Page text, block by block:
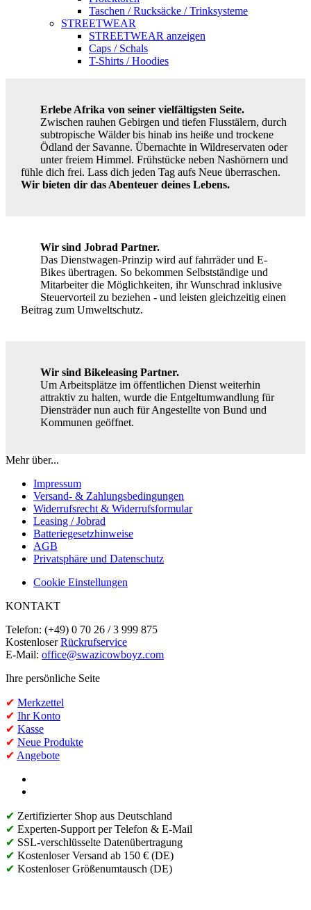
Taschen / Rucksäcke / Trinksysteme
STREETWEAR
STREETWEAR anzeigen
Caps / Schals
T-Shirts / Hoodies
Erlebe Afrika von seiner vielfältigsten Seite.
Zwischen rauhen Gebirgen und tiefen Flusstälern, durch
subtropische Wälder bis hinab ins heiße und trockene
Ödland der Savanne. Übernachte in Wildreservaten oder
unter freiem Himmel. Frühstücke neben Nashörnern und
fühle dich frei. Lass dich jeden Tag aufs Neue überraschen.
Wir bieten dir das Abenteuer deines Lebens.
Wir sind Jobrad Partner.
Das Dienstwagen-Prinzip wird auf fahrräder und E-
Bikes übertragen. So bekommen Selbstständige und
Mitarbeiter die Möglichkeiten, ihr Wunschrad inklusive
Steuervorteil zu beziehen - und leisten gleichzeitig einen
Beitrag zum Umweltschutz.
Wir sind Bikeleasing Partner.
Um Arbeitsplätze im öffentlichen Dienst weiterhin
attraktiv zu halten, wurde die Entgeltumwandlung für
Diensträder nun auch für Angestellte von Bund und
Kommunen geöffnet.
Mehr über...
Impressum
Versand- & Zahlungsbedingungen
Widerrufsrecht & Widerrufsformular
Leasing / Jobrad
Batteriegesetzhinweise
AGB
Privatsphäre und Datenschutz
Cookie Einstellungen
KONTAKT
Telefon: (+49) 0 70 26 / 3 999 875
KostenloserRückrufservice
E-Mail: office@swazicowboyz.com
Ihre persönliche Seite
✔ Merkzettel
✔ Ihr Konto
✔ Kasse
✔ Neue Produkte
✔ Angebote
✔ Zertifizierter Shop aus Deutschland
✔ Experten-Support per Telefon & E-Mail
✔ SSL-verschlüsselte Datenübertragung
✔ Kostenloser Versand ab 150 € (DE)
✔ Kostenloser Größenumtausch (DE)